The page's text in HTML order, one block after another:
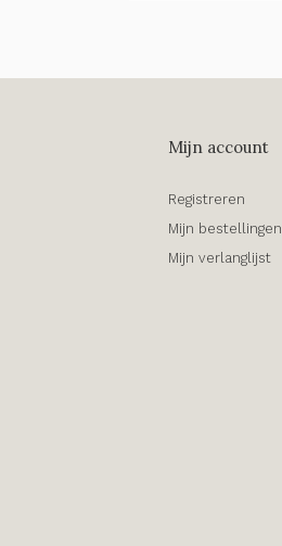
Mijn account
Registreren
Mijn bestellingen
Mijn verlanglijst